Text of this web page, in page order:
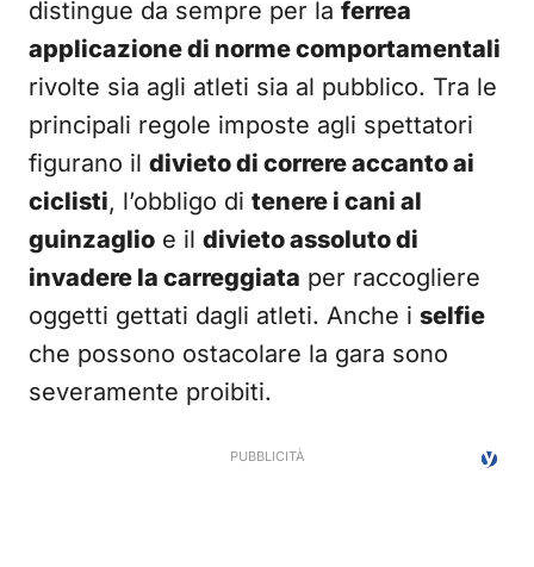
distingue da sempre per la ferrea
applicazione di norme comportamentali
rivolte sia agli atleti sia al pubblico. Tra le
principali regole imposte agli spettatori
figurano il divieto di correre accanto ai
ciclisti, l’obbligo di tenere i cani al
guinzaglio e il divieto assoluto di
invadere la carreggiata per raccogliere
oggetti gettati dagli atleti. Anche i selfie
che possono ostacolare la gara sono
severamente proibiti.